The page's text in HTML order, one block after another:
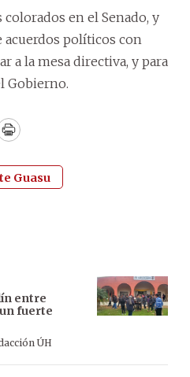
en el Senado, y
políticos con
a la mesa directiva, y para
Gobierno.
Print
Guasu
entre
fuerte
ÚH